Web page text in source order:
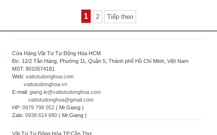
1 2 Tiếp theo
Cửa Hàng Vật Tư Tự Động Hóa HCM
Đc: 12/2 Tân Hàng, Phường 11, Quận 5, Thành phố Hồ Chí Minh, Việt Nam
MST: 8010574181
Web: vattutudonghoa.com
vattutudonghoa.vn
E-mail: giang.le@vattutudonghoa.com
vattutudonghoa@gmail.com
HP: 0979 798 052 ( Mr.Giang )
Zalo: 0938 614 680 ( Mr.Giang )
Vật Tư Tự Động Hóa TP.Cần Thơ